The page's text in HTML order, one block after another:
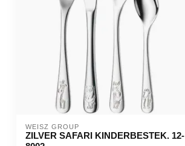
WEISZ GROUP
ZILVER SAFARI KINDERBESTEK. 12-